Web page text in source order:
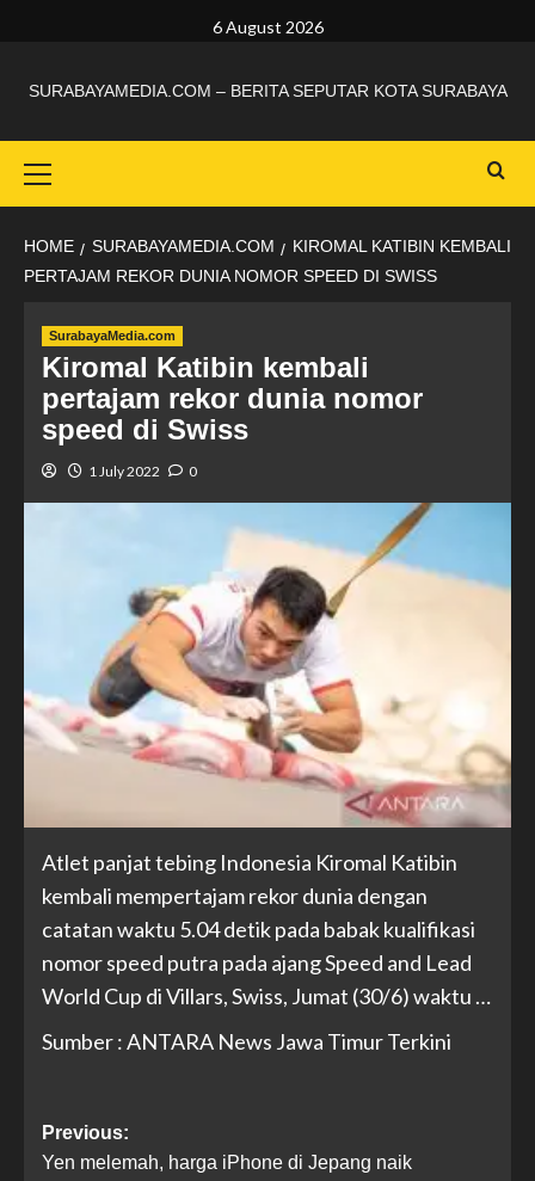
6 August 2026
SURABAYAMEDIA.COM – BERITA SEPUTAR KOTA SURABAYA
HOME SURABAYAMEDIA.COM
KIROMAL KATIBIN KEMBALI
PERTAJAM REKOR DUNIA NOMOR SPEED DI SWISS
SurabayaMedia.com
Kiromal Katibin kembali
pertajam rekor dunia nomor
speed di Swiss
1 July 2022 0
Atlet panjat tebing Indonesia Kiromal Katibin
kembali mempertajam rekor dunia dengan
catatan waktu 5.04 detik pada babak kualifikasi
nomor speed putra pada ajang Speed and Lead
World Cup di Villars, Swiss, Jumat (30/6) waktu …
Sumber : ANTARA News Jawa Timur Terkini
Previous:
Yen melemah, harga iPhone di Jepang naik